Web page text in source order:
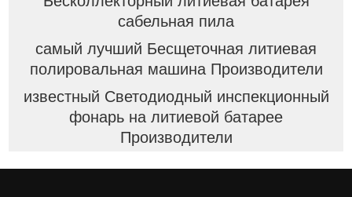
сабельная пила
самый лучший Бесщеточная литиевая
полировальная машина Производители
известный Светодиодный инспекционный
фонарь на литиевой батарее
Производители